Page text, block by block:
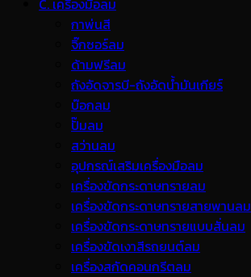
C. เครื่องมือลม
กาพ่นสี
จิ๊กซอร์ลม
ด้ามฟรีลม
ถังอัดจารบี-ถังอัดน้ำมันเกียร์
บ๊อกลม
ปั๊มลม
สว่านลม
อุปกรณ์เสริมเครื่องมือลม
เครื่องขัดกระดาษทรายลม
เครื่องขัดกระดาษทรายสายพานลม
เครื่องขัดกระดาษทรายแบบสั่นลม
เครื่องขัดเงาสีรถยนต์ลม
เครื่องสกัดคอนกรีตลม